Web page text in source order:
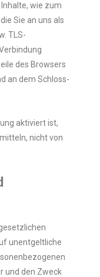
wie zum
Sie an uns als
TLS-
des Browsers
an dem Schloss-
aktiviert ist,
nicht von
unentgeltliche
und den Zweck